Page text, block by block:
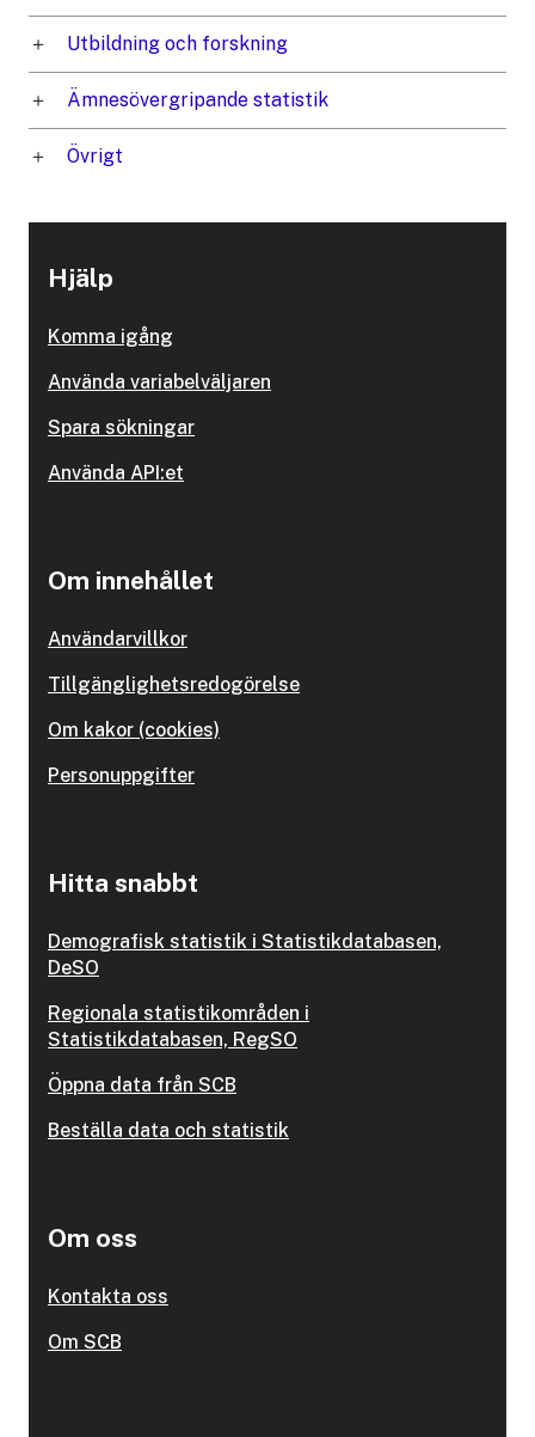
Utbildning och forskning
Ämnesövergripande statistik
Övrigt
Hjälp
Komma igång
Använda variabelväljaren
Spara sökningar
Använda API:et
Om innehållet
Användarvillkor
Tillgänglighetsredogörelse
Om kakor (cookies)
Personuppgifter
Hitta snabbt
Demografisk statistik i Statistikdatabasen,
DeSO
Regionala statistikområden i
Statistikdatabasen, RegSO
Öppna data från SCB
Beställa data och statistik
Om oss
Kontakta oss
Om SCB